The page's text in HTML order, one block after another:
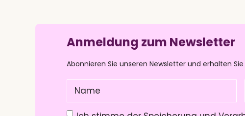
Anmeldung zum Newsletter
Abonnieren Sie unseren Newsletter und erhalten
Name